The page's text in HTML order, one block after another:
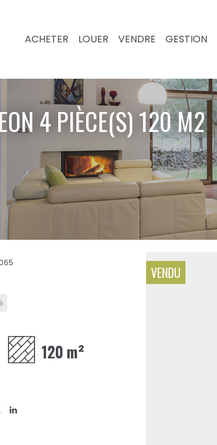
ACHETER LOUER VENDRE GESTION
4 PIÈCE(S) 120 M2
VENDU
120 m²